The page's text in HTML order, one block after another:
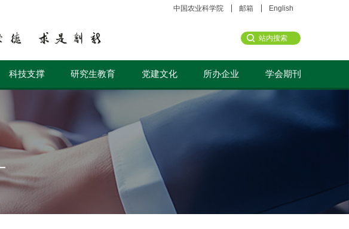
中国农业科学院 邮箱 English
科技支撑 研究生教育 党建文化 所办企业 学会期刊